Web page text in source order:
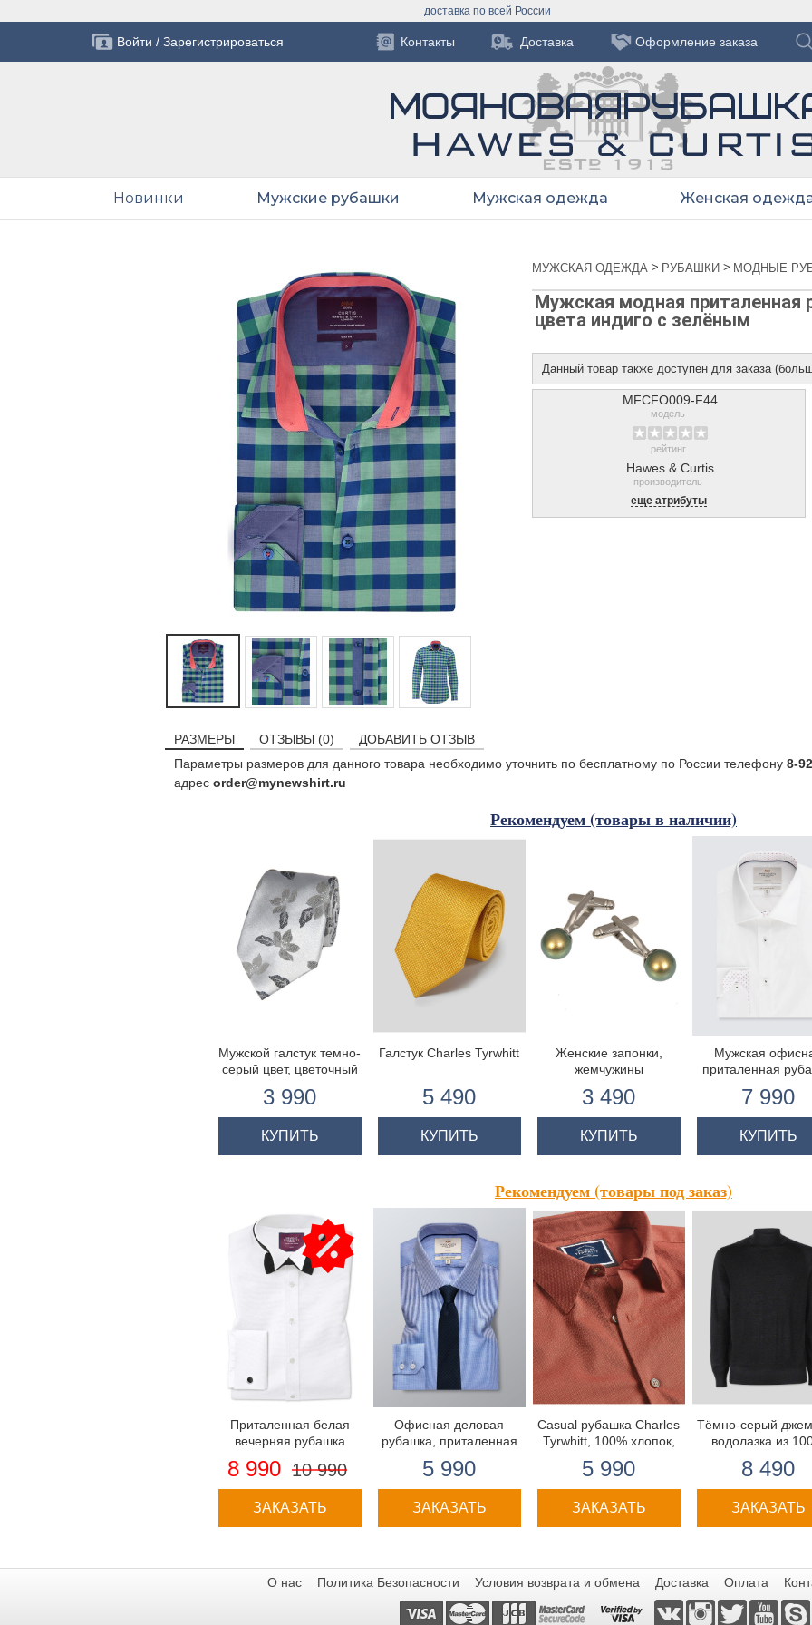
доставка по всей России
Войти / Зарегистрироваться Контакты Доставка Оформление заказа
Новинки Мужские рубашки Мужская одежда Женская
МУЖСКАЯ ОДЕЖДА > РУБАШКИ > МОДНЫЕ
Мужская модная приталенная
цвета индиго с зелёным
Данный товар также доступен для заказа
MFCFO009-F44
модель
рейтинг
Hawes & Curtis
производитель
еще атрибуты
РАЗМЕРЫ ОТЗЫВЫ (0)
ДОБАВИТЬ ОТЗЫВ
Параметры размеров для данного товара необходимо уточнить по бесплатному по России телефону 8-
адрес order@mynewshirt.ru
Рекомендуем (товары в наличии)
Мужской галстук темно-
серый цвет, цветочный
3 990
КУПИТЬ
Галстук Charles Tyrwhitt
5 490
КУПИТЬ
Женские запонки,
жемчужины
3 490
КУПИТЬ
Мужская
приталенная
хлопок, рукав
пуговицу
7 990
КУПИТЬ
Рекомендуем (товары под заказ)
Приталенная белая
вечерняя рубашка
воротник под бабочку,
нагрудник ткань
марселло
8 990 10 990
ЗАКАЗАТЬ
Офисная деловая
рубашка, приталенная
5 990
ЗАКАЗАТЬ
Casual рубашка Charles
Tyrwhitt, 100% хлопок,
с классическим
воротником
5 990
ЗАКАЗАТЬ
Тёмно-серый
водолазка из
мериносовой
8 490
ЗАКАЗАТЬ
О нас Политика Безопасности Условия возврата и обмена Доставка Оплата